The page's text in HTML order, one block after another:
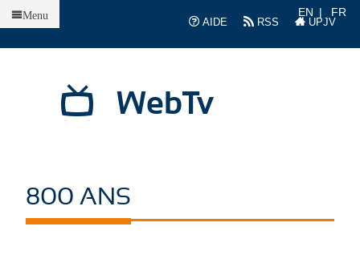
AIDE
RSS UPJV
EN FR
WebTv
Menu
800 ANS